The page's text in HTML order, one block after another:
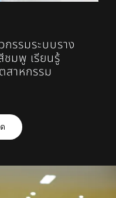
รรมระบบราง
มพู เรียนรู้
สาหกรรม